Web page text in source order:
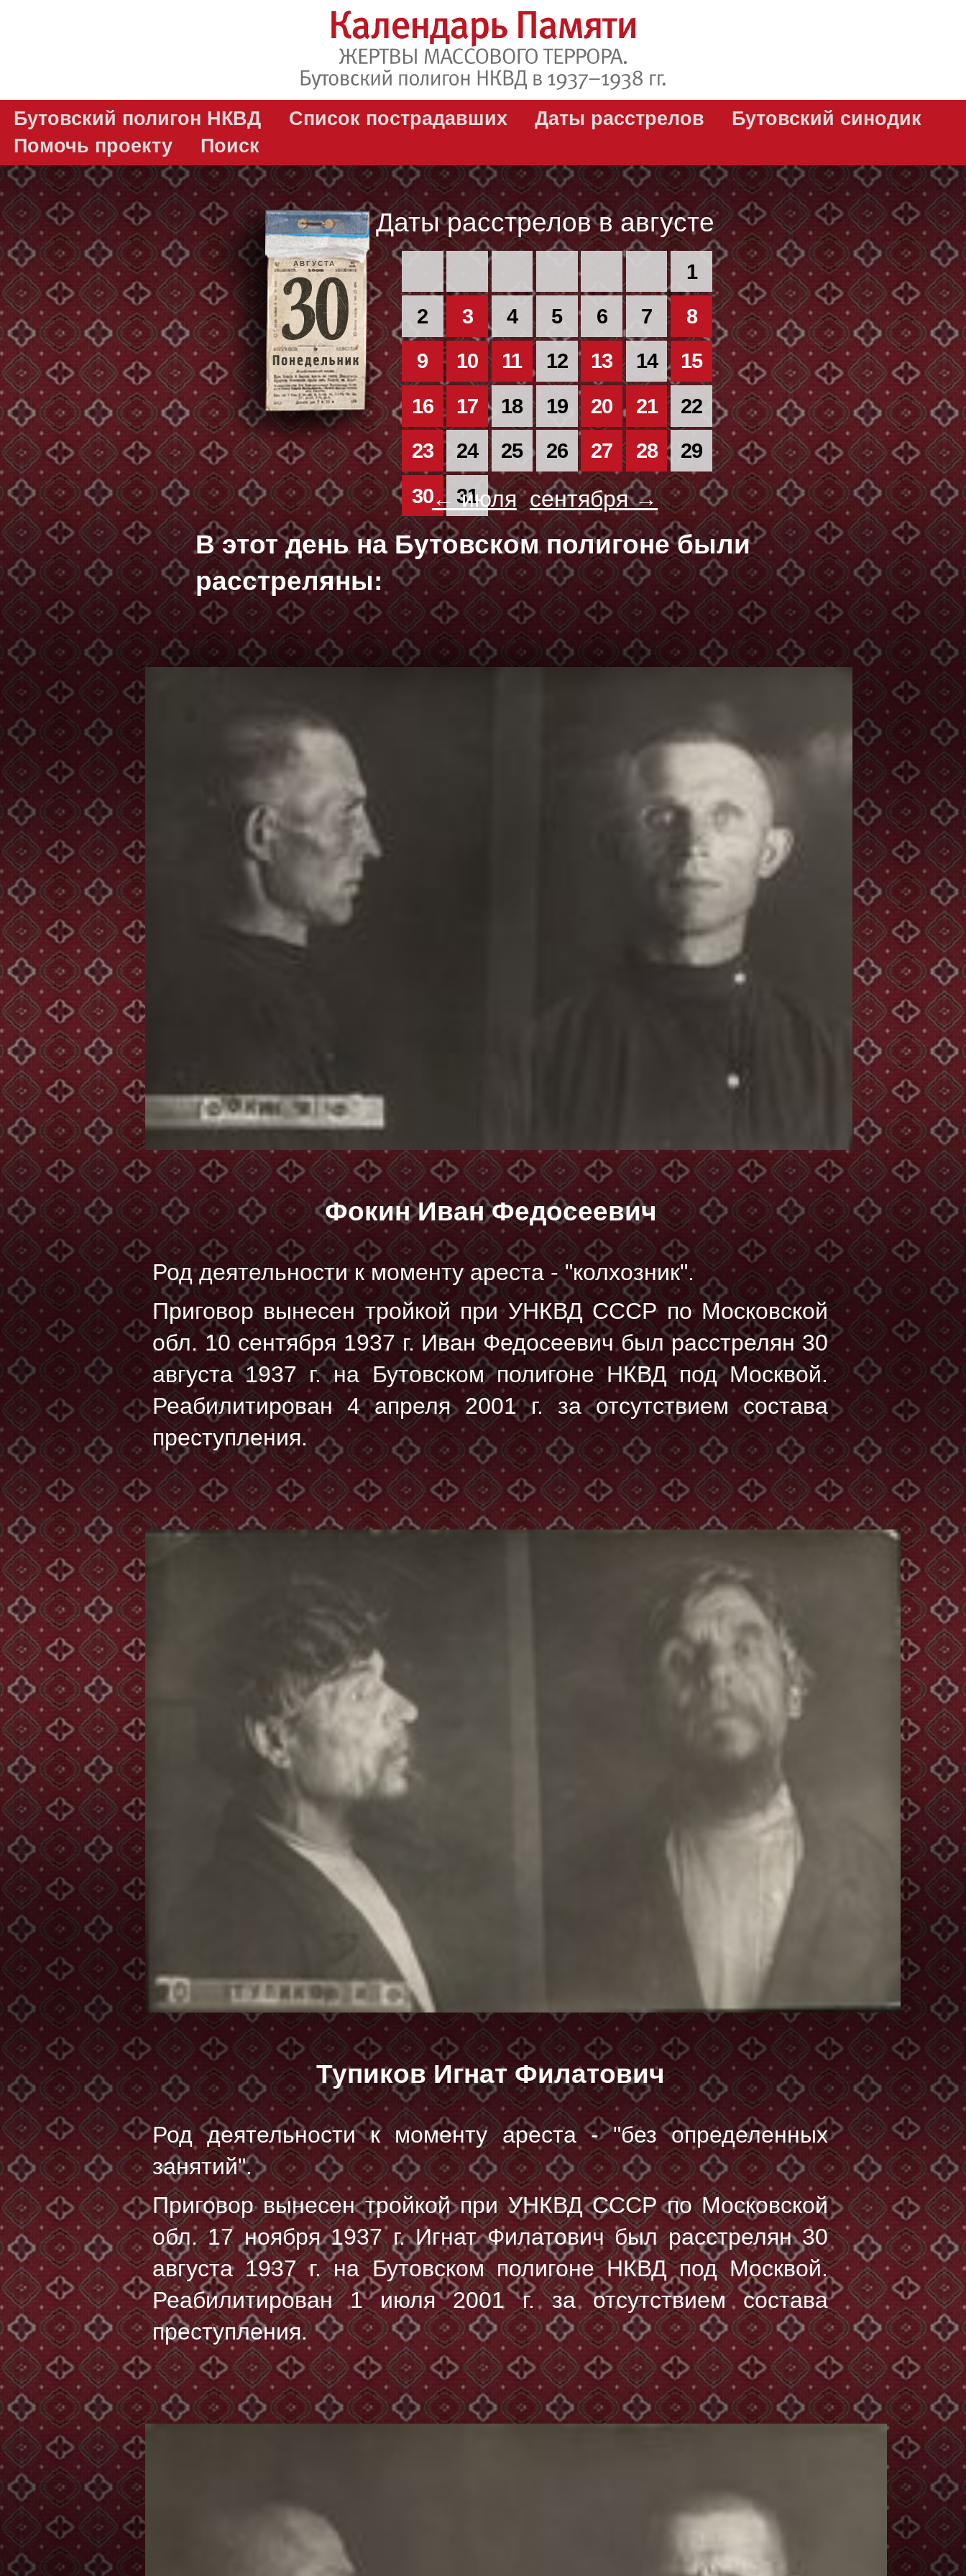
Бутовский полигон НКВД Список пострадавших Даты расстрелов
Бутовский синодик
Помочь проекту
Поиск
АВГУСТА
Даты расстрелов в августе
1
2
3 4 5 6 7
8
9
10 11 12 13 14
15
16
17 18 19 20 21
22
23
24 25 26 27 28
29
30
31
← июля сентября →
В этот день на Бутовском полигоне были
расстреляны:
Фокин Иван Федосеевич
Род деятельности к моменту ареста - "колхозник".
Приговор вынесен тройкой при УНКВД СССР по Московской
обл. 10 сентября 1937 г. Иван Федосеевич был расстрелян30
августа 1937 г.на Бутовском полигоне НКВД под Москвой.
Реабилитирован 4 апреля 2001 г. за отсутствием состава
преступления.
Тупиков Игнат Филатович
Род деятельности к моменту ареста - "без определенных
занятий".
Приговор вынесен тройкой при УНКВД СССР по Московской
обл. 17 ноября 1937 г. Игнат Филатович был расстрелян30
августа 1937 г.на Бутовском полигоне НКВД под Москвой.
Реабилитирован 1 июля 2001 г. за отсутствием состава
преступления.